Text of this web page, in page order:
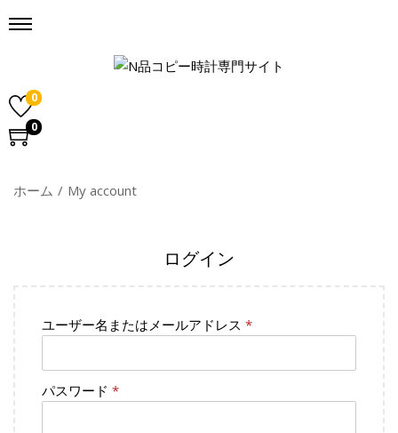
0
0
ホーム / My account
ログイン
ユーザー名またはメールアドレス *
パスワード *